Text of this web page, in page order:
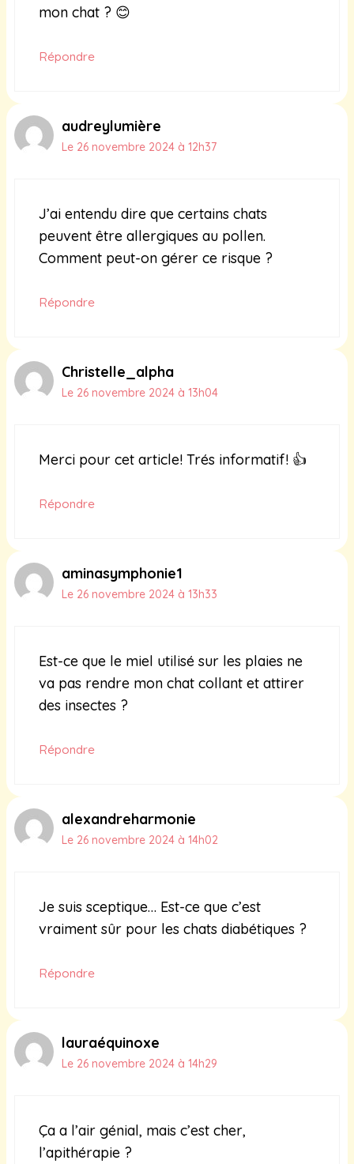
mon chat ? 😊
Répondre
audreylumière
Le 26 novembre 2024 à 12h37
J’ai entendu dire que certains chats
peuvent être allergiques au pollen.
Comment peut-on gérer ce risque ?
Répondre
Christelle_alpha
Le 26 novembre 2024 à 13h04
Merci pour cet article! Trés informatif! 👍
Répondre
aminasymphonie1
Le 26 novembre 2024 à 13h33
Est-ce que le miel utilisé sur les plaies ne
va pas rendre mon chat collant et attirer
des insectes ?
Répondre
alexandreharmonie
Le 26 novembre 2024 à 14h02
Je suis sceptique… Est-ce que c’est
vraiment sûr pour les chats diabétiques ?
Répondre
lauraéquinoxe
Le 26 novembre 2024 à 14h29
Ça a l’air génial, mais c’est cher,
l’apithérapie ?